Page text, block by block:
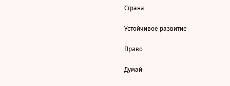
Страна
Устойчивое развитие
Право
Думай